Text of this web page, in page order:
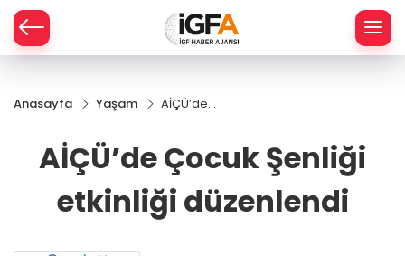
Anasayfa Yaşam
AİÇÜ’de
etkinliği
düzenlendi
AİÇÜ’de Çocuk Şenliği
etkinliği düzenlendi